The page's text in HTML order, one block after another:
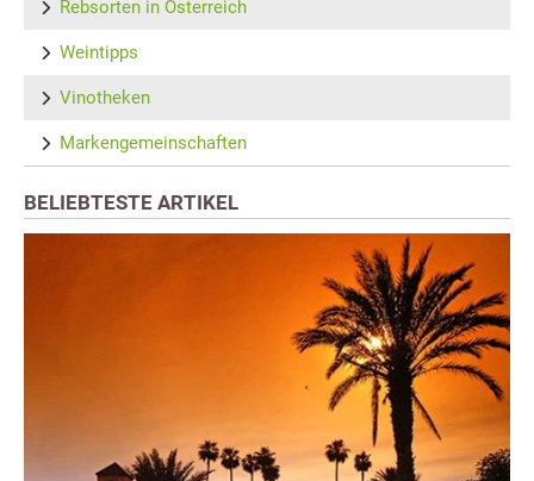
Rebsorten in Österreich
Weintipps
Vinotheken
Markengemeinschaften
BELIEBTESTE ARTIKEL